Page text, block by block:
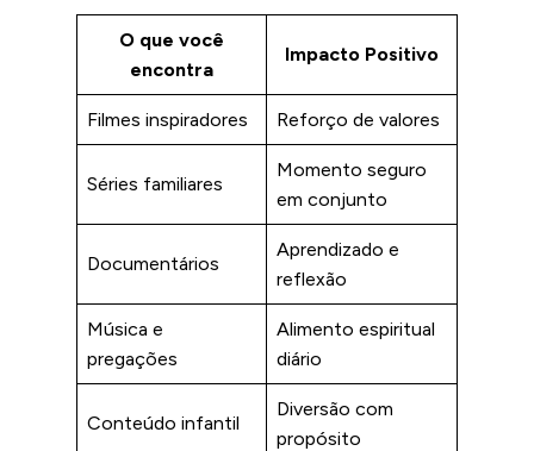
O que você
encontra
Impacto Positivo
Filmes inspiradores Reforço de valores
Séries familiares
Momento seguro
em conjunto
Documentários
Aprendizado e
reflexão
Música e
pregações
Alimento espiritual
diário
Conteúdo infantil
Diversão com
propósito